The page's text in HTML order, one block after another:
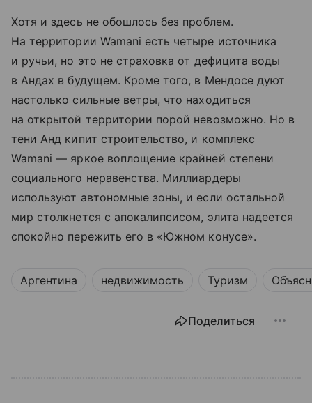
Хотя и здесь не обошлось без проблем.
На территории Wamani есть четыре источника
и ручьи, но это не страховка от дефицита воды
в Андах в будущем. Кроме того, в Мендосе дуют
настолько сильные ветры, что находиться
на открытой территории порой невозможно. Но в
тени Анд кипит строительство, и комплекс
Wamani — яркое воплощение крайней степени
социального неравенства. Миллиардеры
используют автономные зоны, и если остальной
мир столкнется с апокалипсисом, элита надеется
спокойно пережить его в «Южном конусе».
Аргентина недвижимость Туризм
Поделиться